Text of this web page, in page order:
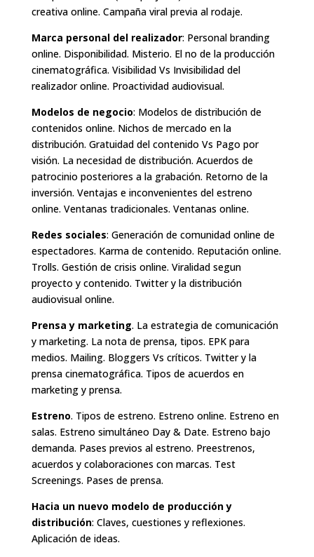
creativa online. Campaña viral previa al rodaje.
Marca personal del realizador: Personal branding
online. Disponibilidad. Misterio. El no de la producción
cinematográfica. Visibilidad Vs Invisibilidad del
realizador online. Proactividad audiovisual.
Modelos de negocio: Modelos de distribución de
contenidos online. Nichos de mercado en la
distribución. Gratuidad del contenido Vs Pago por
visión. La necesidad de distribución. Acuerdos de
patrocinio posteriores a la grabación. Retorno de la
inversión. Ventajas e inconvenientes del estreno
online. Ventanas tradicionales. Ventanas online.
Redes sociales: Generación de comunidad online de
espectadores. Karma de contenido. Reputación online.
Trolls. Gestión de crisis online. Viralidad segun
proyecto y contenido. Twitter y la distribución
audiovisual online.
Prensa y marketing. La estrategia de comunicación
y marketing. La nota de prensa, tipos. EPK para
medios. Mailing. Bloggers Vs críticos. Twitter y la
prensa cinematográfica. Tipos de acuerdos en
marketing y prensa.
Estreno. Tipos de estreno. Estreno online. Estreno en
salas. Estreno simultáneo Day & Date. Estreno bajo
demanda. Pases previos al estreno. Preestrenos,
acuerdos y colaboraciones con marcas. Test
Screenings. Pases de prensa.
Hacia un nuevo modelo de producción y
distribución: Claves, cuestiones y reflexiones.
Aplicación de ideas.